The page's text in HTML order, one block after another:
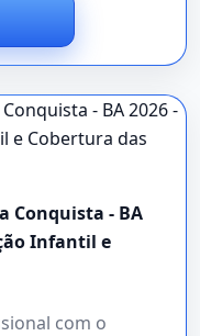
Conquista - BA
Infantil e
com o